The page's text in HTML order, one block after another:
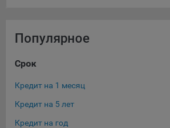
Популярное
Срок
Кредит на 1 месяц
Кредит на 5 лет
Кредит на год